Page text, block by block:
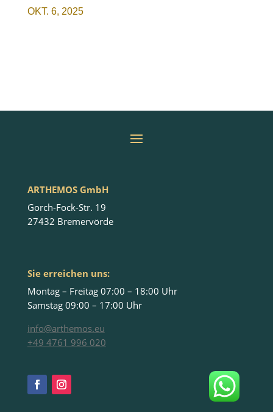
OKT. 6, 2025
ARTHEMOS GmbH
Gorch-Fock-Str. 19
27432 Bremervörde
Sie erreichen uns:
Montag – Freitag 07:00 – 18:00 Uhr
Samstag 09:00 – 17:00 Uhr
info@arthemos.eu
+49 4761 996 020